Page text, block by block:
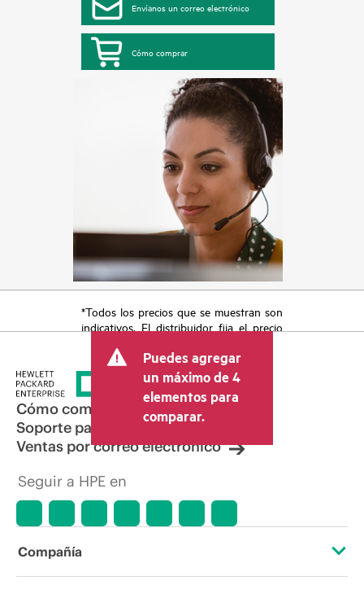
Envíanos un correo electrónico
Cómo comprar
*Todos los precios que se muestran son
indicativos. El distribuidor fija el precio
otros conceptos, como los impuestos a
la venta, el IVA y el envío. El precio de la
transacción que establece el distribuidor
puede variar con respecto a otros
distribuidores y al precio indicativo
mostrado. El precio indicativo puede
incluir ofertas promocionales por tiempo
hacer ajustes de precios en cualquier
momento por motivos que incluyen, a
condiciones del mercado,
promociones de fin de la vida útil y
Puedes agregar
un máximo de 4
elementos para
comparar.
Cómo comprar
Soporte para productos
Ventas por correo electrónico
Seguir a HPE en
Compañía